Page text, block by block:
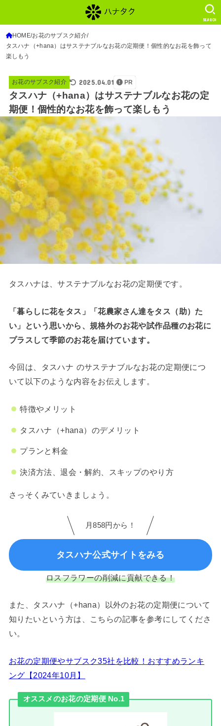
SEARCH
HOME お花のサブスク紹介
タスハナ（+hana）はサステナブルなお花の定期便！個性的なお花を飾って
楽しもう
お花のサブスク紹介 2025.04.01 PR
タスハナ（+hana）はサステナブルなお花の定
期便！個性的なお花を飾って楽しもう
タスハナは、サステナブルなお花の定期便です。
「暮らしに花をタス」「花農家さん達をタス（助）た
い」という思いから、規格外のお花や試作品種のお花に
プラスして季節のお花を届けています。
今回は、タスハナ のサステナブルなお花の定期便につ
いて以下のような内容をお伝えします。
特徴やメリット
タスハナ（+hana）のデメリット
プランと料金
決済方法、退会・解約、スキップのやり方
さっそくみていきましょう。
月858円から！
タスハナ公式サイトをみる
ロスフラワーの削減に貢献できる！
また、タスハナ（+hana）以外のお花の定期便について
知りたいという方は、こちらの記事を参考にしてくださ
い。
お花の定期便やサブスク35社を比較！おすすめランキ
ング【2024年10月】
オススメのお花の定期便 No.1